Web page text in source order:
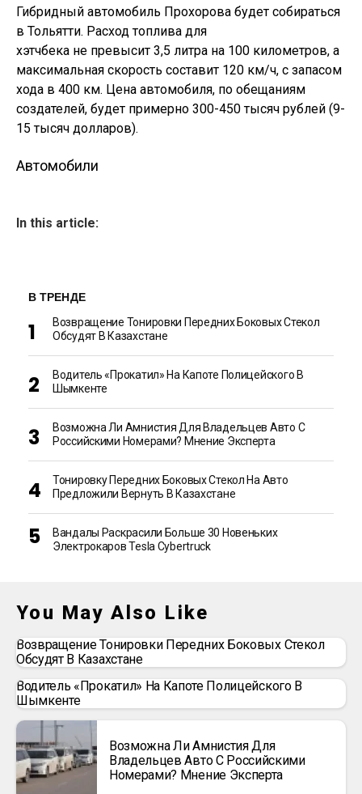
Гибридный автомобиль Прохорова будет собираться
в Тольятти. Расход топлива для
хэтчбека не превысит 3,5 литра на 100 километров, а
максимальная скорость составит 120 км/ч, с запасом
хода в 400 км. Цена автомобиля, по обещаниям
создателей, будет примерно 300-450 тысяч рублей (9-
15 тысяч долларов).
Автомобили
In this article:
В ТРЕНДЕ
Возвращение Тонировки Передних Боковых Стекол
Обсудят В Казахстане
Водитель «прокатил» На Капоте Полицейского В
Шымкенте
Возможна Ли Амнистия Для Владельцев Авто С
Российскими Номерами? Мнение Эксперта
Тонировку Передних Боковых Стекол На Авто
Предложили Вернуть В Казахстане
Вандалы Раскрасили Больше 30 Новеньких
Электрокаров Tesla Cybertruck
You May Also Like
Возвращение Тонировки Передних Боковых Стекол
Обсудят В Казахстане
Водитель «прокатил» На Капоте Полицейского В
Шымкенте
Возможна Ли Амнистия Для
Владельцев Авто С Российскими
Номерами? Мнение Эксперта